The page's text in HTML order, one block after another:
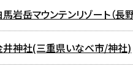
馬岩岳マウンテンリゾート（長
井神社(三重県いなべ市/神社)